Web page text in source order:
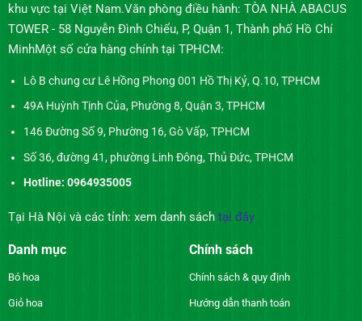
khu vực tại Việt Nam.Văn phòng điều hành: TÒA NHÀ ABACUS
TOWER - 58 Nguyễn Đình Chiểu, P, Quận 1, Thành phố Hồ Chí
MinhMột số cửa hàng chính tại TPHCM:
Lô B chung cư Lê Hồng Phong 001 Hồ Thị Kỷ, Q.10, TPHCM
49A Huỳnh Tịnh Của, Phường 8, Quận 3, TPHCM
146 Đường Số 9, Phường 16, Gò Vấp, TPHCM
Số 36, đường 41, phường Linh Đông, Thủ Đức, TPHCM
Hotline: 0964935005
Tại Hà Nội và các tỉnh: xem danh sách tại đây
Danh mục
Bó hoa
Giỏ hoa
Chính sách
Chính sách & quy định
Hướng dẫn thanh toán